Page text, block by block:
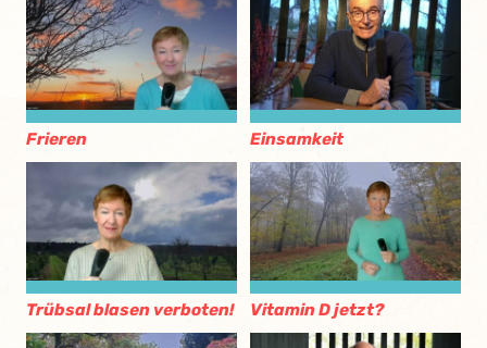
Frieren Einsamkeit
Trübsal blasen verboten! Vitamin D jetzt?